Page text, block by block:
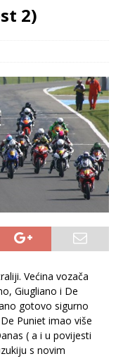
2)
Većina vozača
Giugliano i De
gotovo sigurno
Puniet imao više
( a i u povijesti
s novim